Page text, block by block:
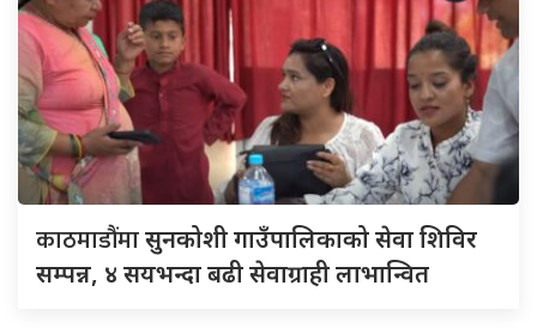
काठमाडौंमासुनकोशी गाउँपालिकाको सेवा शिविर
सम्पन्न, ४ सयभन्दा बढी सेवाग्राही लाभान्वित